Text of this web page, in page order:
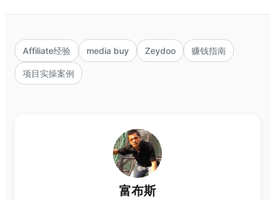
Affiliate经验 media buy Zeydoo 赚钱指南
项目实操案例
富布斯